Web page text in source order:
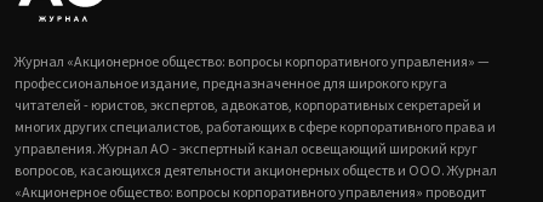
Журнал «Акционерное общество: вопросы корпоративного управления» —
профессиональное издание, предназначенное для широкого круга
читателей - юристов, экспертов, адвокатов, корпоративных секретарей и
многих других специалистов, работающих в сфере корпоративного права и
управления. Журнал АО - экспертный канал освещающий широкий круг
вопросов, касающихся деятельности акционерных обществ и ООО. Журнал
«Акционерное общество: вопросы корпоративного управления» проводит